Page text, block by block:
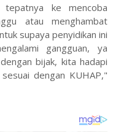
ke mencoba
atau menghambat
supaya penyidikan ini
gangguan, ya
bijak, kita hadapi
dengan KUHAP,"